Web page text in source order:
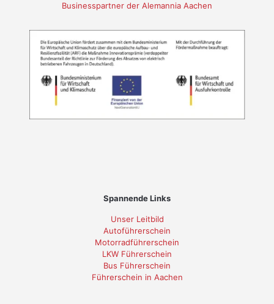
Businesspartner der Alemannia Aachen
Spannende Links
Unser Leitbild
Autoführerschein
Motorradführerschein
LKW Führerschein
Bus Führerschein
Führerschein in Aachen